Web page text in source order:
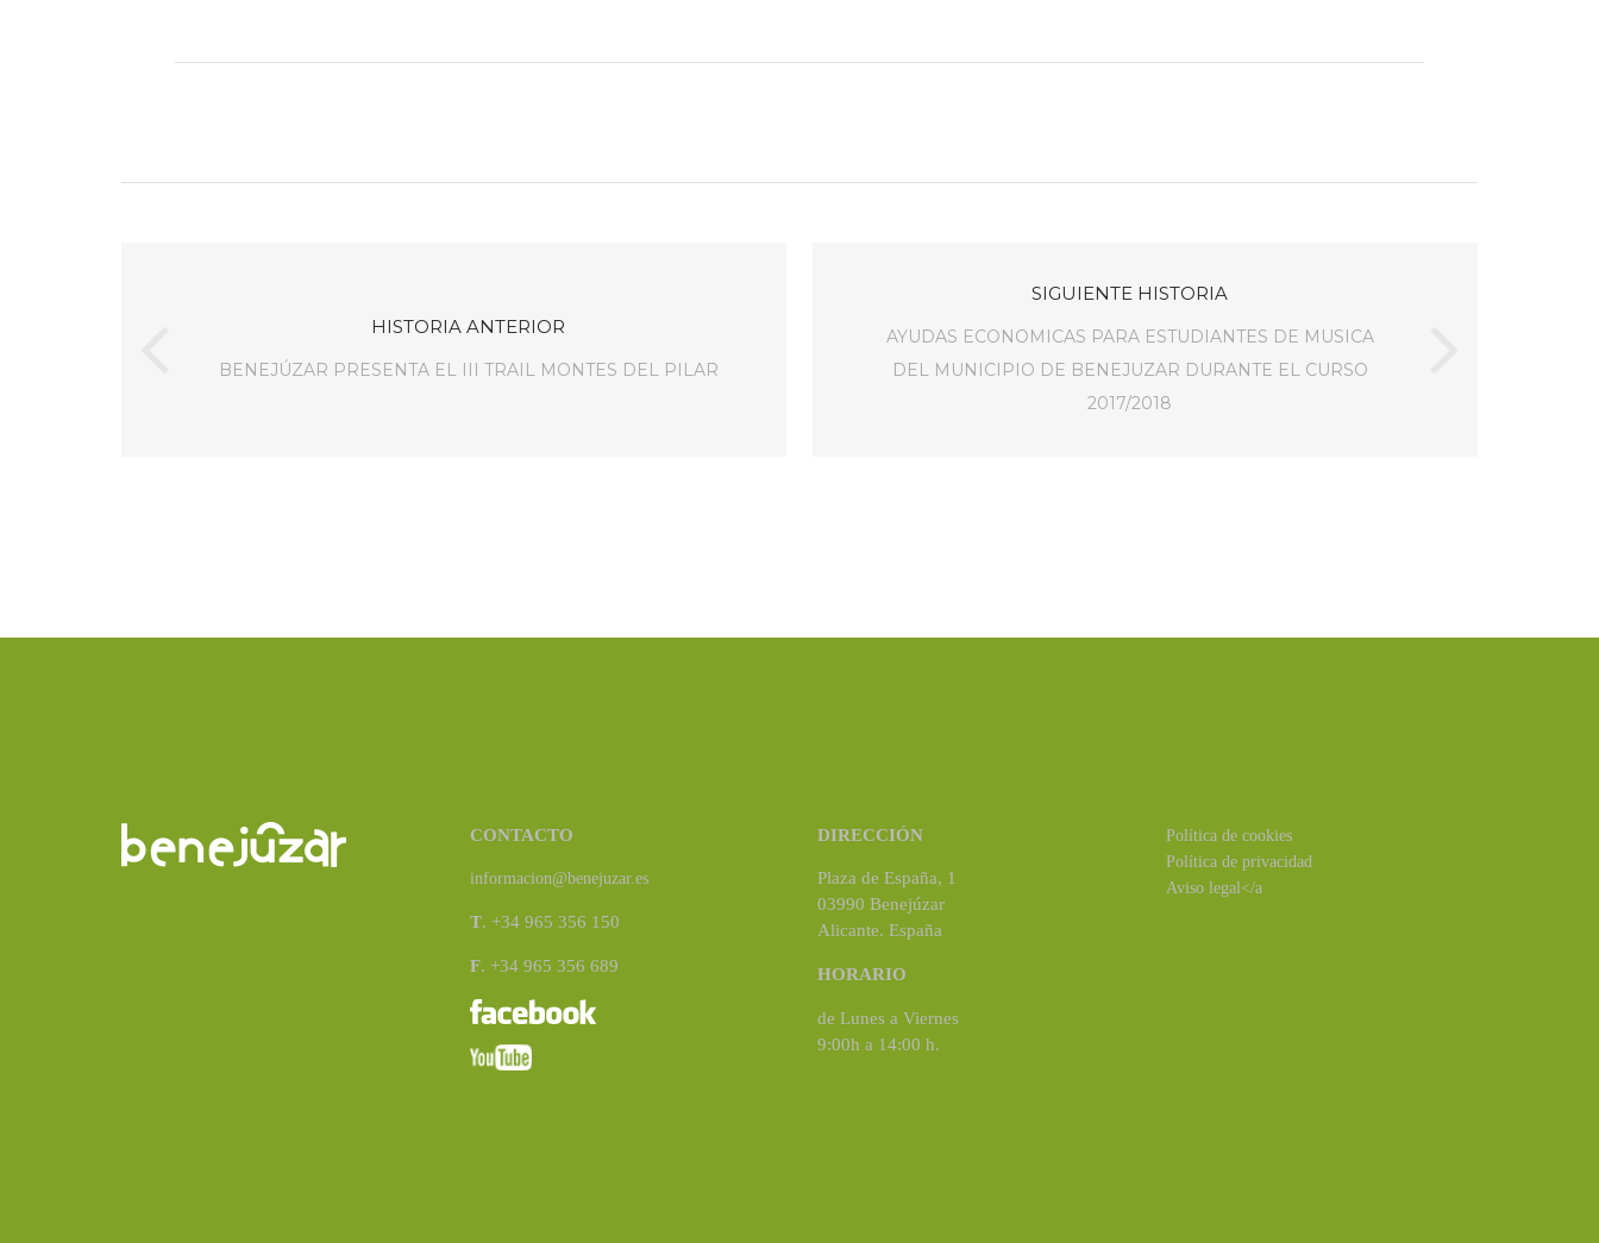
HISTORIA ANTERIOR
BENEJÚZAR PRESENTA EL III TRAIL MONTES DEL PILAR
SIGUIENTE HISTORIA
AYUDAS ECONOMICAS PARA ESTUDIANTES DE MUSICA
DEL MUNICIPIO DE BENEJUZAR DURANTE EL CURSO
2017/2018
CONTACTO
informacion@benejuzar.es
T. +34 965 356 150
F. +34 965 356 689
DIRECCIÓN
Plaza de España, 1
03990 Benejúzar
Alicante. España
HORARIO
de Lunes a Viernes
9:00h a 14:00 h.
Política de cookies
Política de privacidad
Aviso legal</a